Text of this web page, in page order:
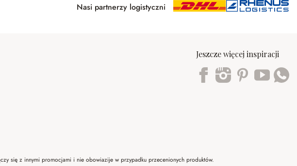
Nasi partnerzy logistyczni
Jeszcze więcej inspiracji
się z innymi promocjami i nie obowiazije w przypadku przecenionych produktów.